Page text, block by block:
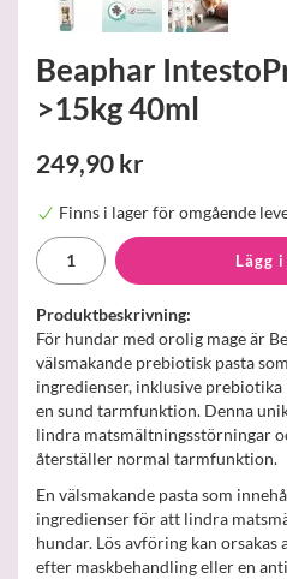
Beaphar
>15kg 40ml
249,90 kr
Finns i lager för omgående
Lägg
Produktbeskrivning:
För hundar med orolig mage är
välsmakande prebiotisk pasta
ingredienser, inklusive prebiotika
en sund tarmfunktion. Denna
lindra matsmältningsstörningar
återställer normal tarmfunktion.
En välsmakande pasta som
ingredienser för att lindra
hundar. Lös avföring kan orsakas
efter maskbehandling eller en